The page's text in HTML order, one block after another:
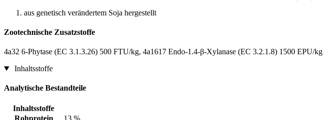
aus genetisch verändertem Soja hergestellt
Zootechnische Zusatzstoffe
4a32 6-Phytase (EC 3.1.3.26) 500 FTU/kg, 4a1617 Endo-1.4-β-Xylanase (EC 3.2.1.8) 1500 EPU/kg
Inhaltsstoffe
Analytische Bestandteile
Inhaltsstoffe
Rohprotein
13 %